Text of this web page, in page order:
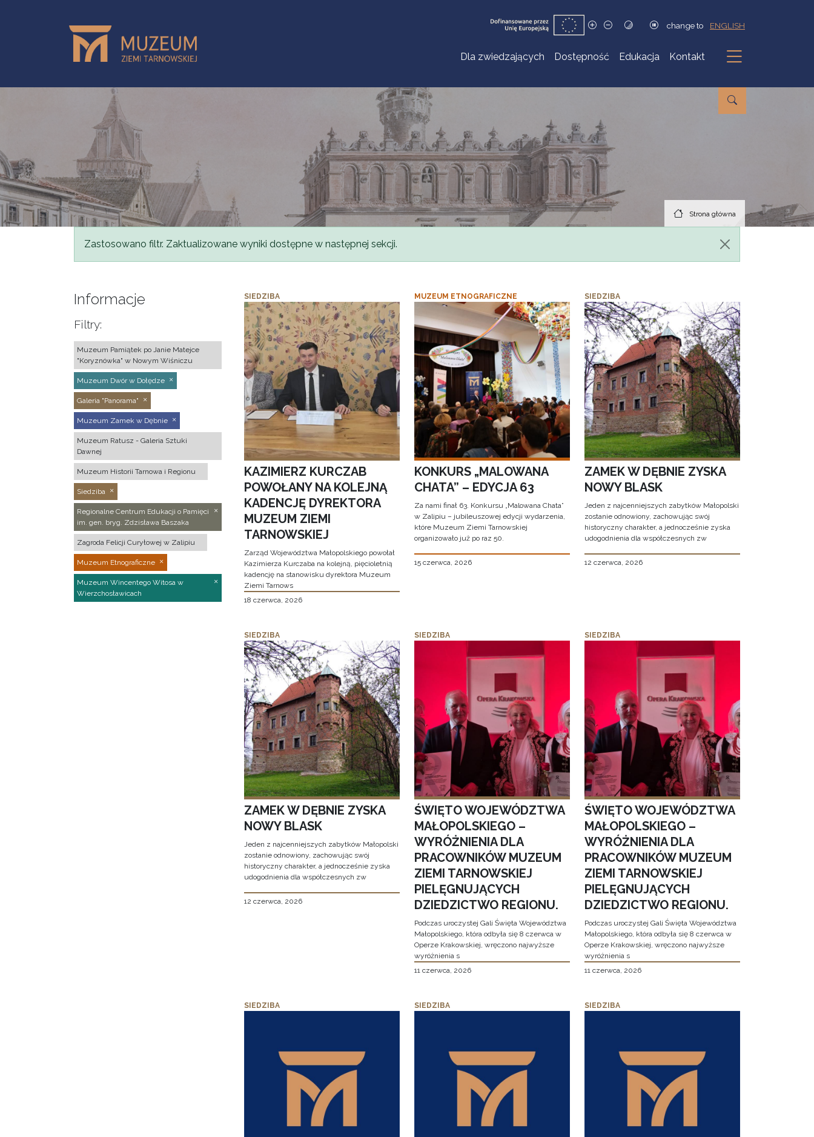
change to ENGLISH
Dla zwiedzających Dostępność Edukacja Kontakt
Podmenu
Strona główna
Komunikat
Zastosowano filtr. Zaktualizowane wyniki dostępne w następnej sekcji.
Informacje
Filtry:
Muzeum Pamiątek po Janie Matejce
"Koryznówka" w Nowym Wiśniczu
Muzeum Dwór w Dołędze
Galeria "Panorama"
Muzeum Zamek w Dębnie
Muzeum Ratusz - Galeria Sztuki
Dawnej
Muzeum Historii Tarnowa i Regionu
Siedziba
Regionalne Centrum Edukacji o Pamięci
im. gen. bryg. Zdzisława Baszaka
Zagroda Felicji Curyłowej w Zalipiu
Muzeum Etnograficzne
Muzeum Wincentego Witosa w
Wierzchosławicach
SIEDZIBA
KAZIMIERZ KURCZAB
POWOŁANY NA KOLEJNĄ
KADENCJĘ DYREKTORA
MUZEUM ZIEMI
TARNOWSKIEJ
Zarząd Województwa Małopolskiego powołał
Kazimierza Kurczaba na kolejną, pięcioletnią
kadencję na stanowisku dyrektora Muzeum
Ziemi Tarnows
18 czerwca, 2026
MUZEUM ETNOGRAFICZNE
KONKURS „MALOWANA
CHATA” – EDYCJA 63
Za nami finał 63. Konkursu „Malowana Chata”
w Zalipiu – jubileuszowej edycji wydarzenia,
które Muzeum Ziemi Tarnowskiej
organizowało już po raz 50.
15 czerwca, 2026
SIEDZIBA
ZAMEK W DĘBNIE ZYSKA
NOWY BLASK
Jeden z najcenniejszych zabytków Małopolski
zostanie odnowiony, zachowując swój
historyczny charakter, a jednocześnie zyska
udogodnienia dla współczesnych zw
12 czerwca, 2026
SIEDZIBA
ZAMEK W DĘBNIE ZYSKA
NOWY BLASK
Jeden z najcenniejszych zabytków Małopolski
zostanie odnowiony, zachowując swój
historyczny charakter, a jednocześnie zyska
udogodnienia dla współczesnych zw
12 czerwca, 2026
SIEDZIBA
ŚWIĘTO WOJEWÓDZTWA
MAŁOPOLSKIEGO –
WYRÓŻNIENIA DLA
PRACOWNIKÓW MUZEUM
ZIEMI TARNOWSKIEJ
PIELĘGNUJĄCYCH
DZIEDZICTWO REGIONU.
Podczas uroczystej Gali Święta Województwa
Małopolskiego, która odbyła się 8 czerwca w
Operze Krakowskiej, wręczono najwyższe
wyróżnienia s
11 czerwca, 2026
SIEDZIBA
ŚWIĘTO WOJEWÓDZTWA
MAŁOPOLSKIEGO –
WYRÓŻNIENIA DLA
PRACOWNIKÓW MUZEUM
ZIEMI TARNOWSKIEJ
PIELĘGNUJĄCYCH
DZIEDZICTWO REGIONU.
Podczas uroczystej Gali Święta Województwa
Małopolskiego, która odbyła się 8 czerwca w
Operze Krakowskiej, wręczono najwyższe
wyróżnienia s
11 czerwca, 2026
SIEDZIBA SIEDZIBA SIEDZIBA